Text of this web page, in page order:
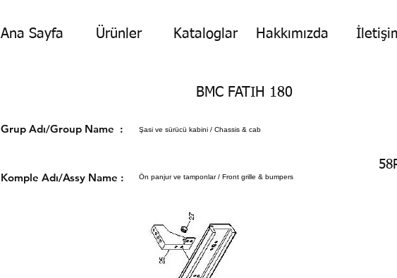
Ana Sayfa Ürünler Kataloglar Hakkımızda
BMC FATIH 180
Grup Adı/Group Name :Şasi ve sürücü kabini / Chassis & cab
Komple Adı/Assy Name : Ön panjur ve tamponlar / Front grille & bumpers